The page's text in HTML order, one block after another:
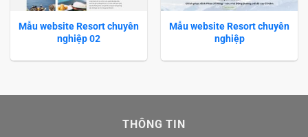
Mẫu website Resort chuyên
nghiệp 02
Mẫu website Resort chuyên
nghiệp
THÔNG TIN